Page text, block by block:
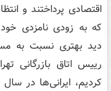
اقتصادی پرداختند و
که به زودی نامزدی خود
دید بهتری نسبت به
رییس اتاق بازرگانی